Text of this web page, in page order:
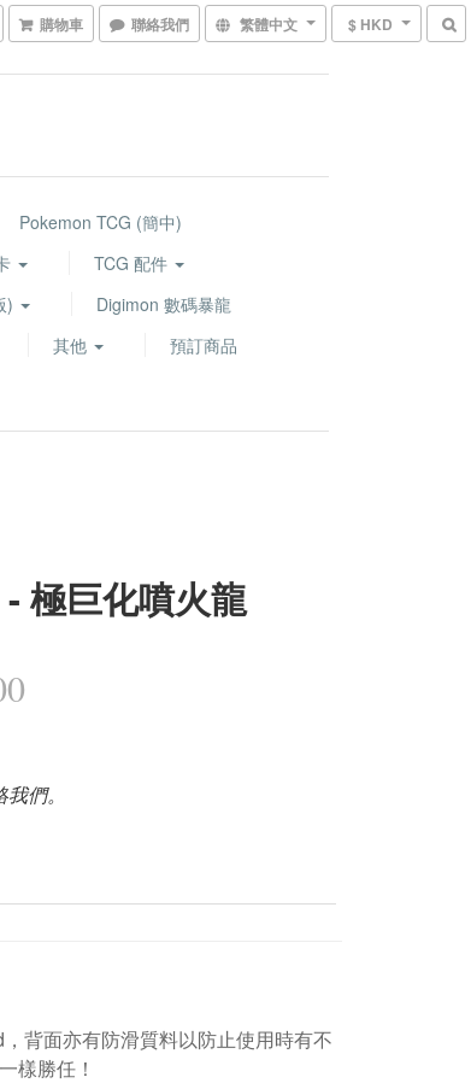
購物車 聯絡我們 繁體中文 $ HKD
Pokemon TCG (簡中)
TCG 配件
)
Digimon 數碼暴龍
其他
預訂商品
極巨化噴火龍
們。
背面亦有防滑質料以防止使用時有不
樣勝任！